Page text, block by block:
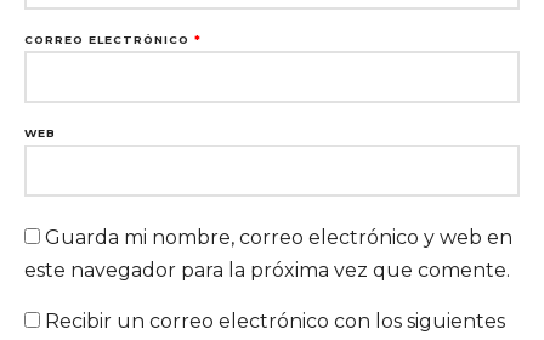
CORREO ELECTRÓNICO *
WEB
Guarda mi nombre, correo electrónico y web en
este navegador para la próxima vez que comente.
Recibir un correo electrónico con los siguientes